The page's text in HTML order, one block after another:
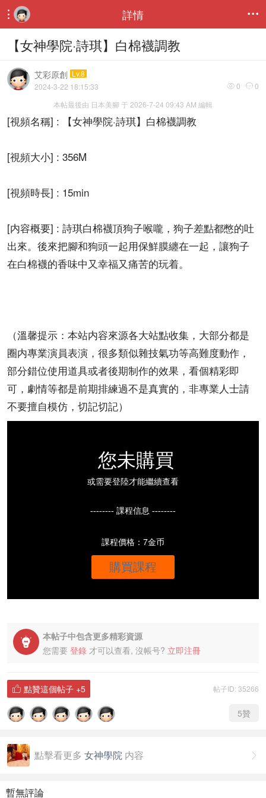
 詳情 
【女神學院·詩琪】白棉襪調教
艾彩原創 Lv.8
 0  0
2024-3-22 18:15:33
本帖最後由 日本美腳 于 2026-7-24 09:43 AM 編輯
[視頻名稱] : 【女神學院·詩琪】白棉襪調教
[視頻大小] : 356M
[視頻時長] : 15min
[内容概要] : 詩琪白棉襪頂狗子喉嚨，狗子差點都憋的吐
出來。後來把腳和狗頭一起用保鮮膜纏在一起，讓狗子
在白棉襪的香味中又幸福又痛苦的玩着。
（溫馨提示：本站内容來源各大站點收集，大部分都是
圈内專業演員表演，很多類似雜技氣功等高難度動作，
部分錯位使用道具或者後期制作的效果，看個精彩即
可，劇情等都是前期排練過不是真實的，非專業人士請
不要擅自模仿，切記切記）
您未購買
或需要登陸才能繼續查看
-------- 課程信息 --------
課程價格：7金币
購買課程

本帖子中包含更多精彩資源
您需要 登錄 才可以查看, 沒帳号? 立即注冊
帖子ID: 35266
 點贊這個帖子 +5
5贊

點擊看更多 女神學院 内容
暫無評論